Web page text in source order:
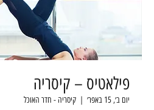
פילאטיס – קיסריה
יום ב׳, 15 באפר׳
  |
קיסריה - חדר האוכל